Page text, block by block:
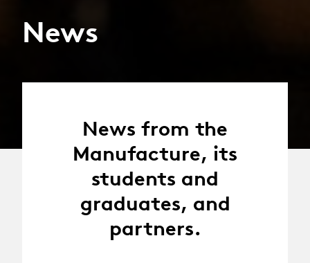
News
News from the
Manufacture, its
students and
graduates, and
partners.